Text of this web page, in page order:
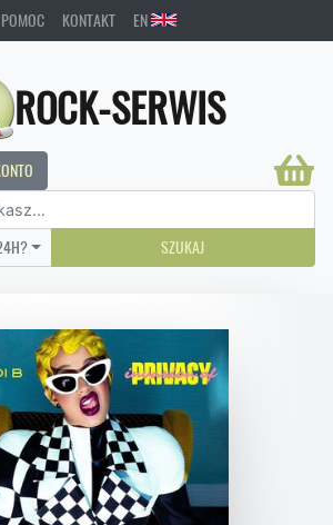
POMOC KONTAKT EN
ROCK-SERWIS
SZUKAJ